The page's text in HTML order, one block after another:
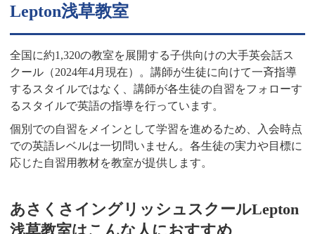
Lepton浅草教室
全国に約1,320の教室を展開する子供向けの大手英会話ス
クール（2024年4月現在）。講師が生徒に向けて一斉指導
するスタイルではなく、講師が各生徒の自習をフォローす
るスタイルで英語の指導を行っています。
個別での自習をメインとして学習を進めるため、入会時点
での英語レベルは一切問いません。各生徒の実力や目標に
応じた自習用教材を教室が提供します。
あさくさイングリッシュスクールLepton
浅草教室はこんな人におすすめ